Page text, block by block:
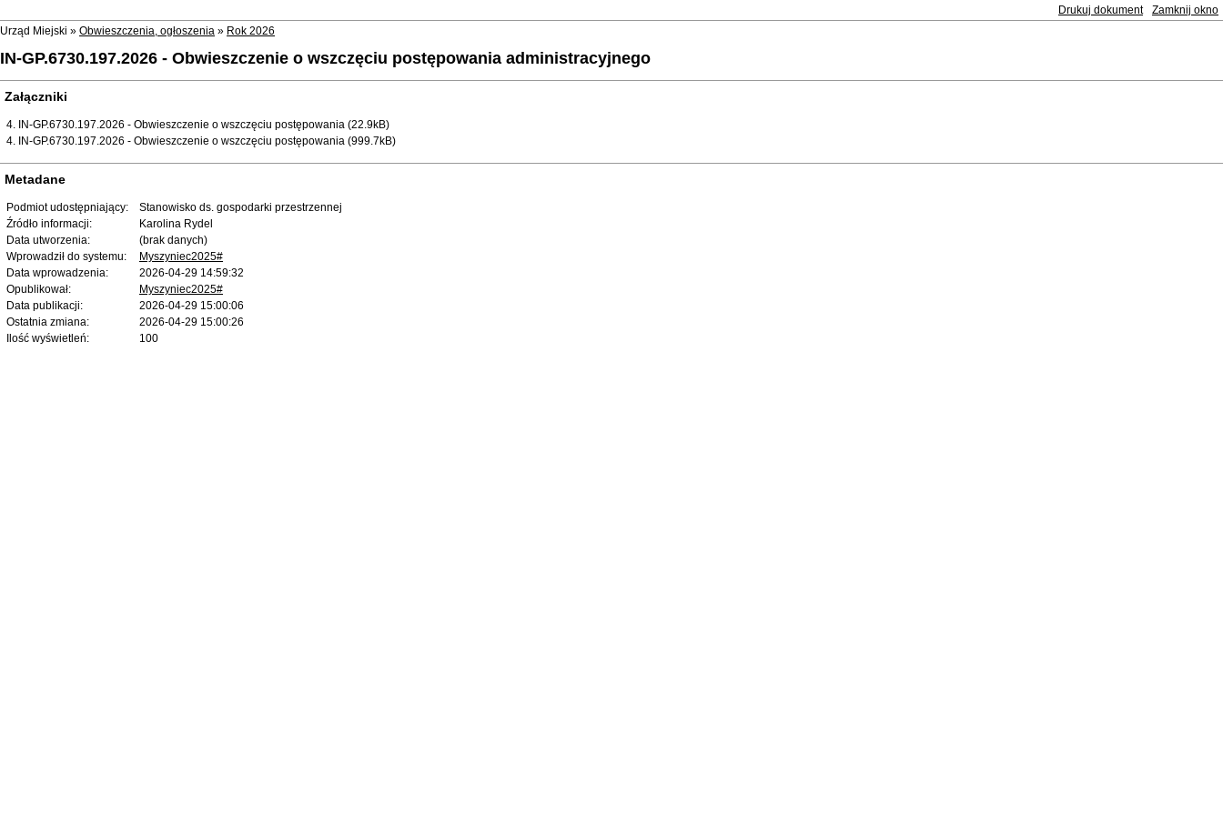
Zamknij okno
Drukuj dokument
Urząd Miejski » Obwieszczenia, ogłoszenia » Rok 2026
IN-GP.6730.197.2026 - Obwieszczenie o wszczęciu postępowania administracyjnego
Załączniki
4. IN-GP.6730.197.2026 - Obwieszczenie o wszczęciu postępowania (22.9kB)
4. IN-GP.6730.197.2026 - Obwieszczenie o wszczęciu postępowania (999.7kB)
Metadane
Podmiot udostępniający:
Stanowisko ds. gospodarki przestrzennej
Źródło informacji:
Karolina Rydel
Data utworzenia:
(brak danych)
Wprowadził do systemu:
Myszyniec2025#
Data wprowadzenia:
2026-04-29 14:59:32
Opublikował:
Myszyniec2025#
Data publikacji:
2026-04-29 15:00:06
Ostatnia zmiana:
2026-04-29 15:00:26
Ilość wyświetleń:
100